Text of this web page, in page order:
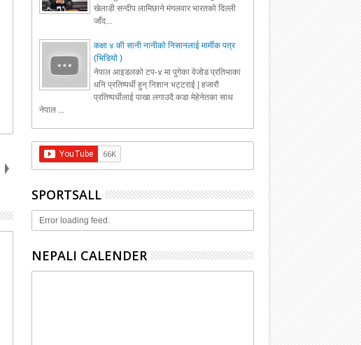
खेलाडी सन्दीप लामिछाने मंगलवार भारतको दिल्ली
जाँद...
कक्षा ४ की सानी नानीको निसानलाई मार्मीक पत्र
(भिडियो )
नेपाल आइडलको टप-४ मा पुगेका वेजोड प्रतिभाका
धनि प्रतिष्पर्धी हुन् निशान भट्टराई | हजारौ
प्रतिष्पर्धीलाई पाखा लगाउदै कडा मेहेनेतका साथ
नेपाल ...
SPORTSALL
Error loading feed.
NEPALI CALENDER